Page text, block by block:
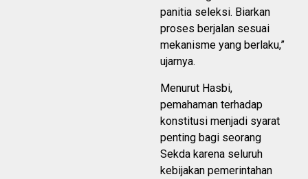
panitia seleksi. Biarkan
proses berjalan sesuai
mekanisme yang berlaku,”
ujarnya.
Menurut Hasbi,
pemahaman terhadap
konstitusi menjadi syarat
penting bagi seorang
Sekda karena seluruh
kebijakan pemerintahan